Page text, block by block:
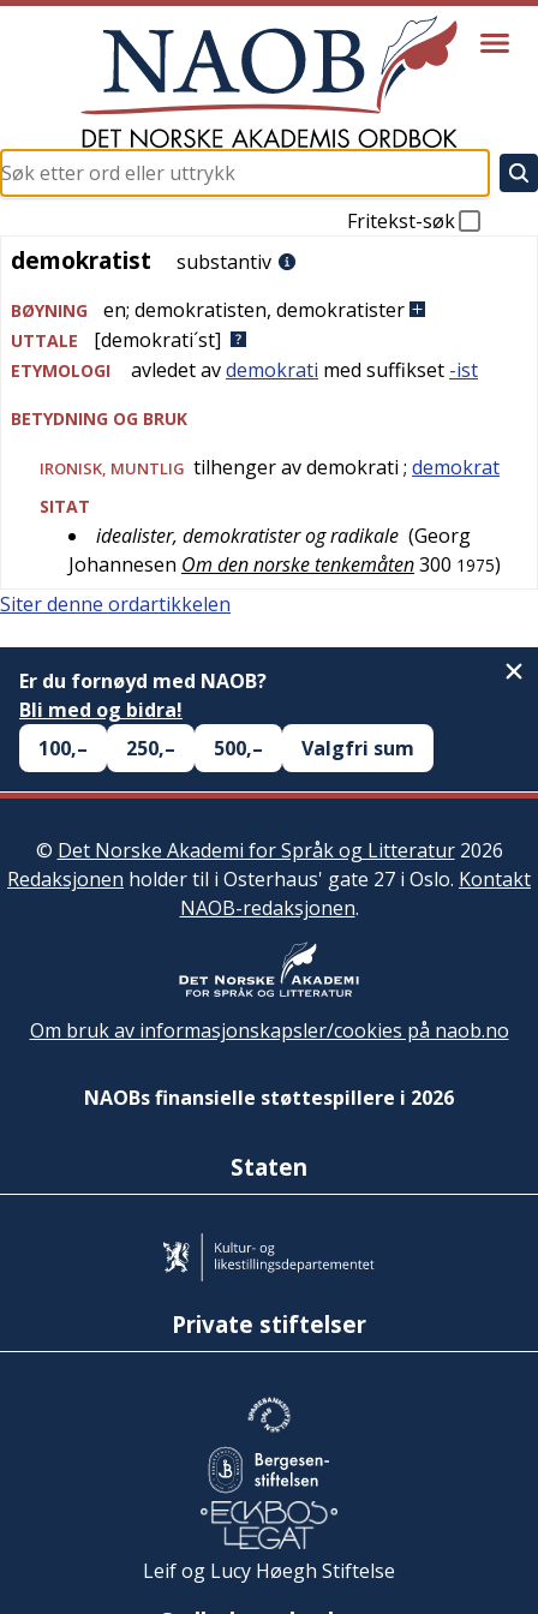
Fritekst-søk
demokratist
demokratist substantiv
BØYNING en; demokratisten, demokratister
UTTALE [demokrati´st]
ETYMOLOGI avledet avdemokrati med suffikset -ist
BETYDNING OG BRUK
IRONISK, MUNTLIG tilhenger av demokrati ; demokrat
SITAT
idealister, demokratister og radikale (Georg
Johannesen Om den norske tenkemåten300 1975)
Siter denne ordartikkelen
Er du fornøyd med NAOB?
Bli med og bidra!
100,–
250,– 500,– Valgfri sum
© Det Norske Akademi for Språk og Litteratur2026
Redaksjonen holder til i Osterhaus' gate 27 i Oslo. Kontakt
NAOB-redaksjonen.
Om bruk av informasjonskapsler/cookies på naob.no
NAOBs finansielle støttespillere i 2026
Staten
Private stiftelser
Leif og Lucy Høegh Stiftelse